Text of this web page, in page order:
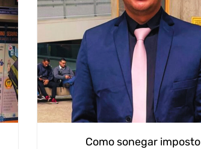
Como sonegar imposto